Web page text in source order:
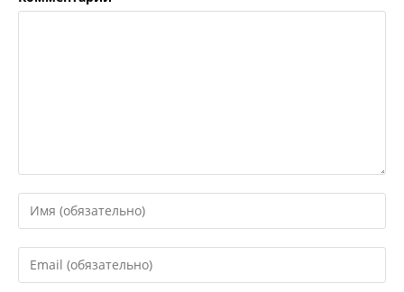
Введите
свое
имя
или
Введите
свой